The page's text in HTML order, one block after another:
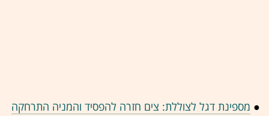
● מספינת דגל לצוללת: צים חזרה להפסיד והמניה התרחקה